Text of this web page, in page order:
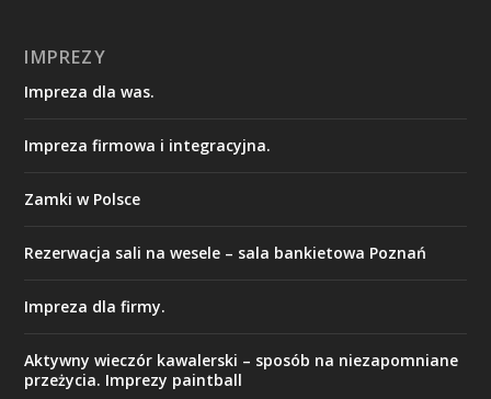
IMPREZY
Impreza dla was.
Impreza firmowa i integracyjna.
Zamki w Polsce
Rezerwacja sali na wesele – sala bankietowa Poznań
Impreza dla firmy.
Aktywny wieczór kawalerski – sposób na niezapomniane
przeżycia. Imprezy paintball